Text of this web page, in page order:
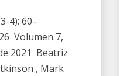
4): 60–
Volumen 7,
2021 Beatriz
, Mark